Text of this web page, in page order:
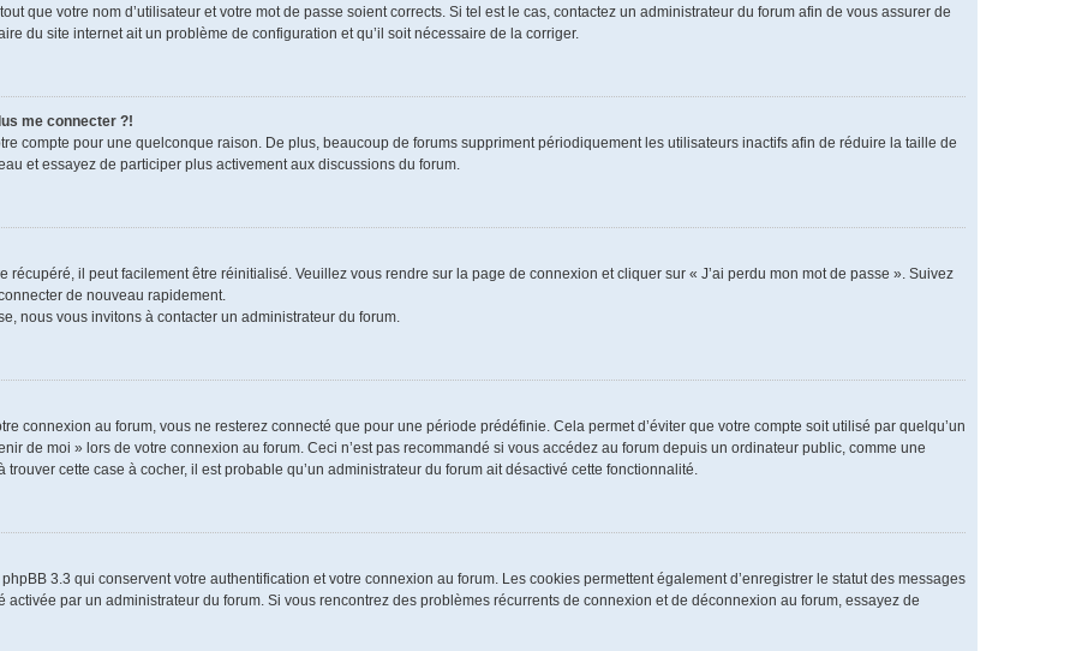
que votre nom d’utilisateur et votre mot de passe soient corrects. Si tel est le cas, contactez un administrateur du forum afin de vous assurer de
du site internet ait un problème de configuration et qu’il soit nécessaire de la corriger.
me connecter ?!
compte pour une quelconque raison. De plus, beaucoup de forums suppriment périodiquement les utilisateurs inactifs afin de réduire la taille de
et essayez de participer plus activement aux discussions du forum.
récupéré, il peut facilement être réinitialisé. Veuillez vous rendre sur la page de connexion et cliquer sur « J’ai perdu mon mot de passe ». Suivez
de nouveau rapidement.
nous vous invitons à contacter un administrateur du forum.
connexion au forum, vous ne resterez connecté que pour une période prédéfinie. Cela permet d’éviter que votre compte soit utilisé par quelqu’un
de moi » lors de votre connexion au forum. Ceci n’est pas recommandé si vous accédez au forum depuis un ordinateur public, comme une
cette case à cocher, il est probable qu’un administrateur du forum ait désactivé cette fonctionnalité.
3.3 qui conservent votre authentification et votre connexion au forum. Les cookies permettent également d’enregistrer le statut des messages
activée par un administrateur du forum. Si vous rencontrez des problèmes récurrents de connexion et de déconnexion au forum, essayez de